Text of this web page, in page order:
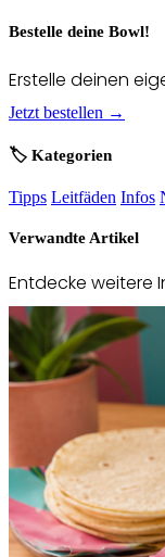
Bestelle deine Bowl!
Erstelle deinen
Jetzt bestellen →
🏷️ Kategorien
Tipps Leitfäden Infos
Verwandte Artikel
Entdecke weitere